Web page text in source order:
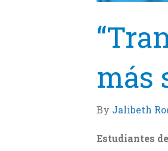
más
By Jalibeth
Estudiantes